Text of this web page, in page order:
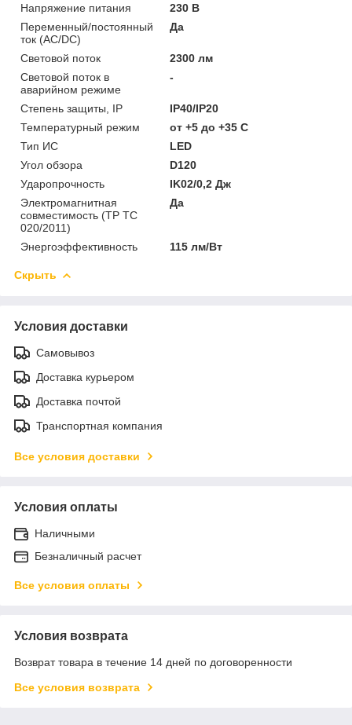
Напряжение питания
230 В
Переменный/постоянный
ток (AC/DC)
Да
Световой поток
2300 лм
Световой поток в
аварийном режиме
-
Степень защиты, IP
IP40/IP20
Температурный режим
от +5 до +35 C
Тип ИС
LED
Угол обзора
D120
Ударопрочность
IK02/0,2 Дж
Электромагнитная
совместимость (ТР ТС
020/2011)
Да
Энергоэффективность 115 лм/Вт
Скрыть
Условия доставки
Самовывоз
Доставка курьером
Доставка почтой
Транспортная компания
Все условия доставки
Условия оплаты
Наличными
Безналичный расчет
Все условия оплаты
Условия возврата
Возврат товара в течение 14 дней по договоренности
Все условия возврата